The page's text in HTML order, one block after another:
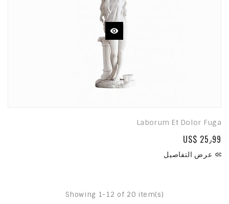
Laborum Et Dolor Fuga
US$ 25٫99
 عرض التفاصيل
Showing 1-12 of 20 item(s)